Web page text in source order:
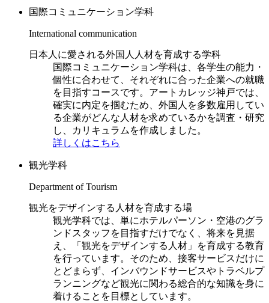
国際コミュニケーション学科
International communication
日本人に愛される外国人人材を育成する学科
国際コミュニケーション学科は、各学生の能力・
個性に合わせて、それぞれに合った企業への就職
を目指すコースです。アートカレッジ神戸では、
確実に内定を掴むため、外国人を多数雇用してい
る企業がどんな人材を求めているかを調査・研究
し、カリキュラムを作成しました。
詳しくはこちら
観光学科
Department of Tourism
観光をデザインする人材を育成する場
観光学科では、単にホテルパーソン・空港のグラ
ンドスタッフを目指すだけでなく、将来を見据
え、「観光をデザインする人材」を育成する教育
を行っています。そのため、接客サービスだけに
とどまらず、インバウンドサービスやトラベルプ
ランニングなど観光に関わる総合的な知識を身に
着けることを目標としています。